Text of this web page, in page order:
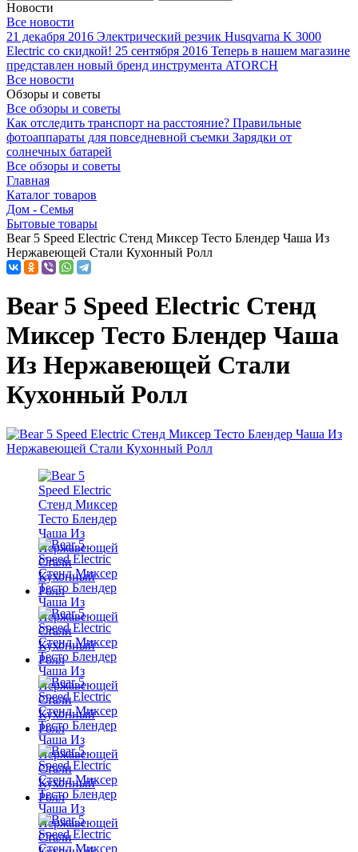
Новости
Все новости
21 декабря 2016 Электрический резчик Husqvarna K 3000
Electric со скидкой! 25 сентября 2016 Теперь в нашем магазине
представлен новый бренд инструмента ATORCH
Все новости
Обзоры и советы
Все обзоры и советы
Как отследить транспорт на расстояние? Правильные
фотоаппараты для повседневной съемки Зарядки от
солнечных батарей
Все обзоры и советы
Главная
Каталог товаров
Дом - Семья
Бытовые товары
Bear 5 Speed Electric Стенд Миксер Тесто Блендер Чаша Из
Нержавеющей Стали Кухонный Ролл
Bear 5 Speed Electric Стенд
Миксер Тесто Блендер Чаша
Из Нержавеющей Стали
Кухонный Ролл